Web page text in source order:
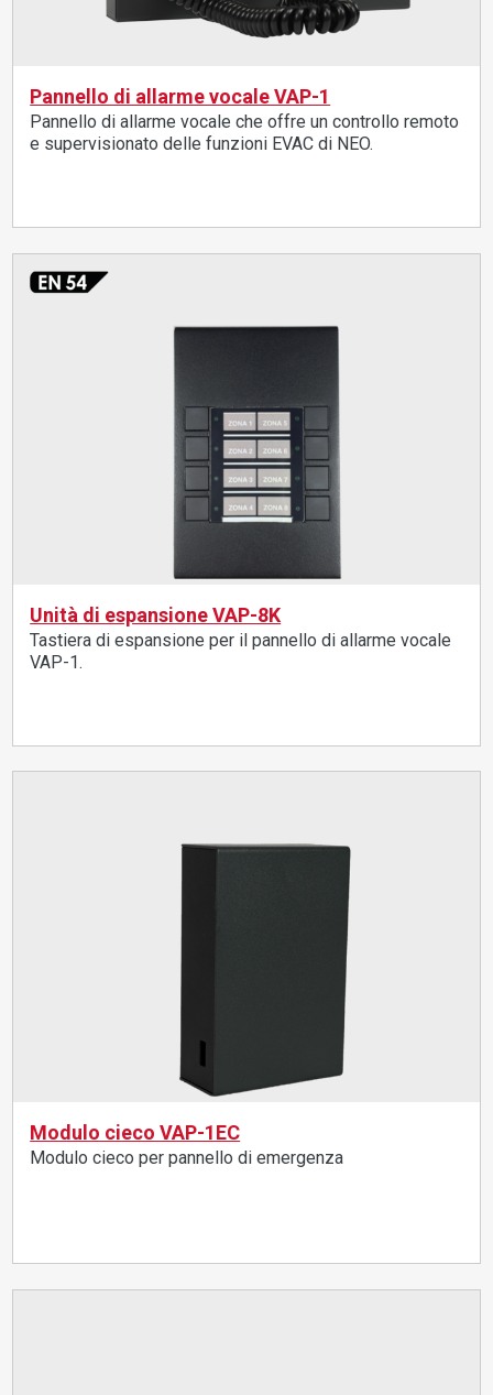
Pannello di allarme vocale VAP-1
Pannello di allarme vocale che offre un controllo remoto
e supervisionato delle funzioni EVAC di NEO.
Unità di espansione VAP-8K
Tastiera di espansione per il pannello di allarme vocale
VAP-1.
Modulo cieco VAP-1EC
Modulo cieco per pannello di emergenza